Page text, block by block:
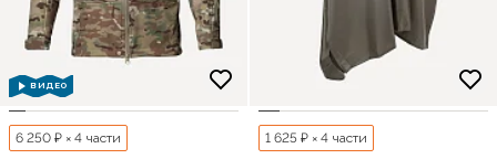
ВИДЕО
6 250 ₽ × 4 части 1 625 ₽ × 4 части